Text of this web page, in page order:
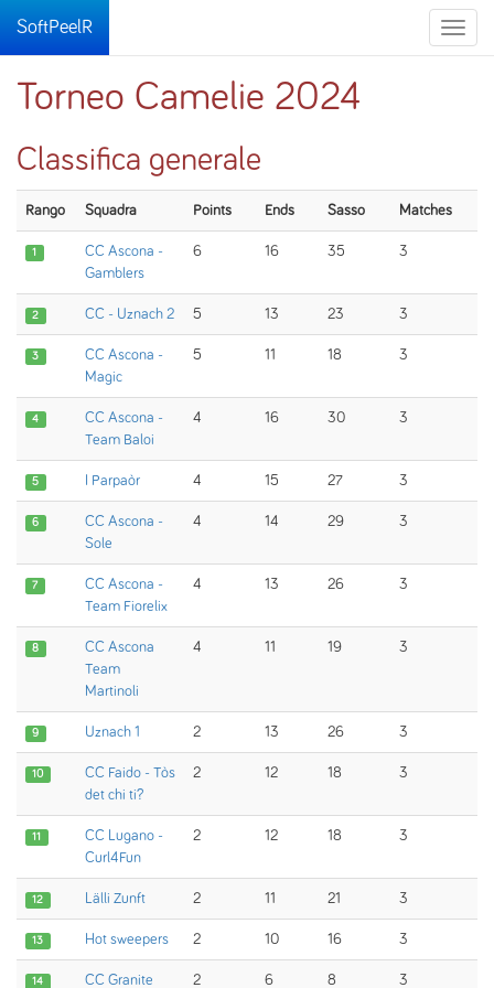
Toggle
SoftPeelR
Torneo Camelie 2024
Classifica generale
Rango Squadra Points Ends Sasso Matches
1
CC Ascona -
Gamblers
6 16 35 3
2 CC - Uznach 2 5 13 23 3
3
CC Ascona -
Magic
5 11 18 3
4
CC Ascona -
Team Baloi
4 16 30 3
5 I Parpaòr 4 15 27 3
6
CC Ascona -
Sole
4 14 29 3
7
CC Ascona -
Team Fiorelix
4 13 26 3
8
CC Ascona
Team
Martinoli
4 11 19 3
9 Uznach 1 2 13 26 3
10
CC Faido - Tòs
det chi ti?
2 12 18 3
11
CC Lugano -
Curl4Fun
2 12 18 3
12 Lälli Zunft 2 11 21 3
13 Hot sweepers 2 10 16 3
14 CC Granite 2 6 8 3